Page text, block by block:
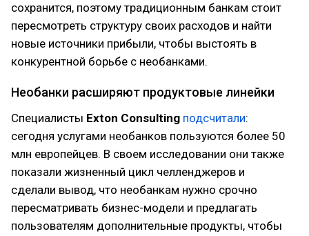
сохранится, поэтому традиционным банкам стоит
пересмотреть структуру своих расходов и найти
новые источники прибыли, чтобы выстоять в
конкурентной борьбе с необанками.
Необанки расширяют продуктовые линейки
Специалисты Exton Consulting подсчитали:
сегодня услугами необанков пользуются более 50
млн европейцев. В своем исследовании они также
показали жизненный цикл челленджеров и
сделали вывод, что необанкам нужно срочно
пересматривать бизнес-модели и предлагать
пользователям дополнительные продукты, чтобы